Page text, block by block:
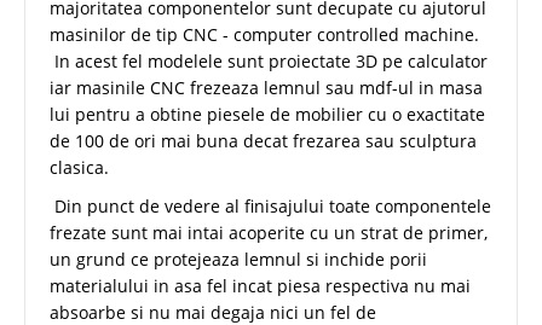
majoritatea componentelor sunt decupate cu ajutorul
masinilor de tip CNC - computer controlled machine.
In acest fel modelele sunt proiectate 3D pe calculator
iar masinile CNC frezeaza lemnul sau mdf-ul in masa
lui pentru a obtine piesele de mobilier cu o exactitate
de 100 de ori mai buna decat frezarea sau sculptura
clasica.
Din punct de vedere al finisajului toate componentele
frezate sunt mai intai acoperite cu un strat de primer,
un grund ce protejeaza lemnul si inchide porii
materialului in asa fel incat piesa respectiva nu mai
absoarbe si nu mai degaja nici un fel de